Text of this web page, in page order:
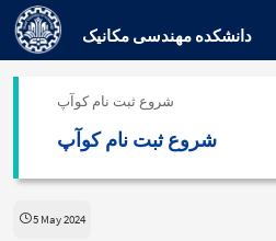
دانشکده مهندسی مکانیک
شروع ثبت نام کوآپ
شروع ثبت نام کوآپ
5 May 2024